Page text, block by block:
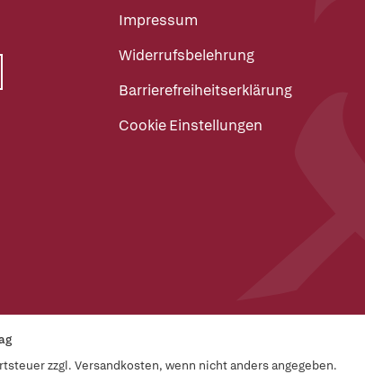
Impressum
Widerrufsbelehrung
Barrierefreiheitserklärung
Cookie Einstellungen
zzgl. Versandkosten, wenn nicht anders angegeben.